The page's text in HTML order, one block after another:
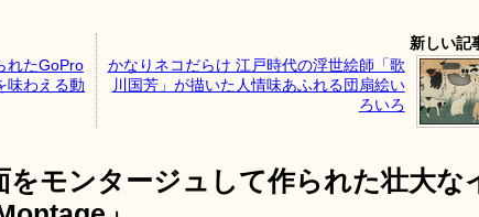
れたGoPro
味わえる動
新しい記
かなりネコだらけ 江戸時代の浮世絵師「歌
川国芳」が描いた人情味あふれる団扇絵い
ろいろ
をモンタージュして作られた壮大な